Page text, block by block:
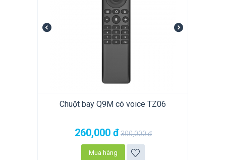
Chuột bay Q9M có voice TZ06
260,000 đ300,000đ
Mua hàng